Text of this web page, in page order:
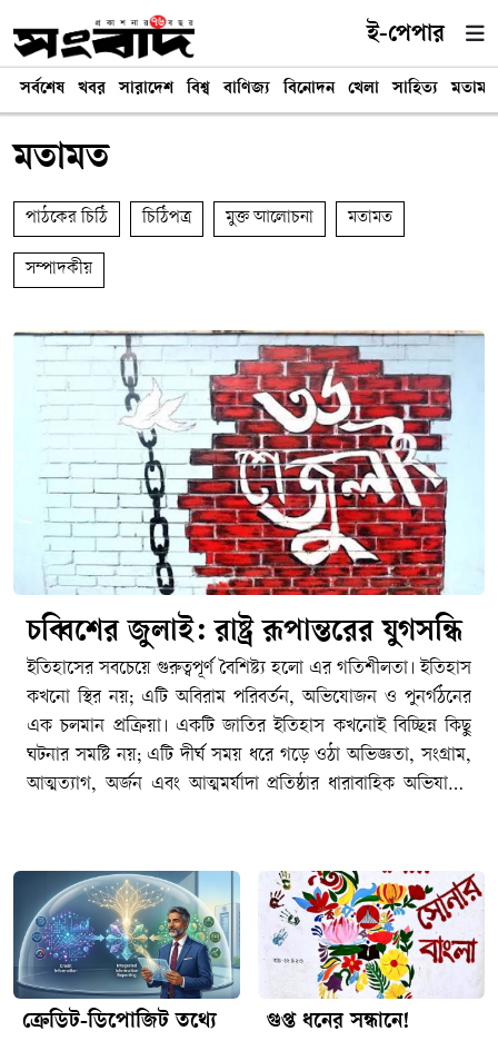
ই-পেপার
সর্বশেষ খবর সারাদেশ বিশ্ব বাণিজ্য বিনোদন খেলা সাহিত্য মতামত
মতামত
পাঠকের চিঠি চিঠিপত্র মুক্ত আলোচনা মতামত
সম্পাদকীয়
চব্বিশের জুলাই: রাষ্ট্র রূপান্তরের যুগসন্ধি
ইতিহাসের সবচেয়ে গুরুত্বপূর্ণ বৈশিষ্ট্য হলো এর গতিশীলতা। ইতিহাস কখনো স্থির নয়; এটি অবিরাম পরিবর্তন, অভিযোজন ও পুনর্গঠনের এক চলমান প্রক্রিয়া। একটি জাতির ইতিহাস কখনোই বিচ্ছিন্ন কিছু ঘটনার সমষ্টি নয়; এটি দীর্ঘ সময় ধরে গড়ে ওঠা অভিজ্ঞতা, সংগ্রাম, আত্মত্যাগ, অর্জন এবং আত্মমর্যাদা প্রতিষ্ঠার ধারাবাহিক অভিযাত্রা। কোনো জাতি, সমাজ কিংবা রাষ্ট্র একটি নির্দিষ্ট অবস্থায় দীর্ঘকাল টিকে থাকতে পারে না। সময়ের প্রবাহে নতুন বাস্তবতা, নতুন চ্যালেঞ্জ, নতুন সংকট এবং নতুন প্রত্যাশার মুখোমুখি হতে হয়। সেই পরিবর্তিত বাস্তবতার সঙ্গে খাপ খাইয়ে নেয়ার সক্ষমতাই নির্ধারণ করে একটি জাতির অগ্রযাত্রার দিকনির্দেশনা। যে জাতি অতীতের অভিজ্ঞতা ও অর্জনকে শক্তিতে রূপান্তরিত করে ভবিষ্যতের দিকে এগিয়ে যেতে পারে, ইতিহাস শেষ পর্যন্ত তাদের পক্ষেই কথা বলে। পক্ষান্তরে, যে জাতি অতীতের গৌরবকে ভবিষ্যৎ নির্মাণের প্রেরণা হিসেবে গ্রহণ না করে রাজনৈতিক প্রতিদ্বন্দ্বিতার অস্ত্রে পরিণত করে, নিজেদের মধ্যে বিভেদ ও দ্বন্দ্বকে স্থায়ী করে তোলে, তারা একসময় অগ্রগতির পথ হারিয়ে ফেলে। ইতিহাসের শিক্ষা হলো অতীতকে অস্বীকার করা যেমন আত্মঘাতী, তেমনি অতীতের মধ্যেই বন্দী হয়ে থাকাও সমান ক্ষতিকর।পলাশী-উত্তর বাংলাদেশের ইতিহাস মূলত সংগ্রামের ইতিহাস। ১৯৪৭-পূর্ব ঔপনিবেশিক শাসনের বিরুদ্ধে অব্যাহত প্রতিরোধ ও স্বাধীনতার সংগ্রাম, তারপর ১৯৭৪-উত্তর ভাষার জন্য সংগ্রাম, রাজনৈতিক অধিকারের জন্য সংগ্রাম, অর্থনৈতিক বৈষম্যের বিরুদ্ধে সংগ্রাম, সাংস্কৃতিক স্বাতন্ত্র্য রক্ষার সংগ্রাম, আত্মনিয়ন্ত্রণের তথা স্বাধিকারের সংগ্রাম এবং শেষ পর্যন্ত স্বাধীন রাষ্ট্র প্রতিষ্ঠার সংগ্রাম- এর সবকিছু মিলিয়েই আমাদের জাতীয় ইতিহাস নির্মিত হয়েছে। এ ইতিহাসের প্রতিটি গুরুত্বপূর্ণ অধ্যায় পূর্ববর্তী অধ্যায়ের ওপর ভিত্তি করে গড়ে উঠেছে। ১৯৫২-এর ভাষা আন্দোলন ভাষাভিত্তিক বাঙালি জাতীয়তার আত্মপরিচয়ের ভিত্তি নির্মাণ করেছে; ১৯৬৬-এর ছয় দফা আন্দোলন রাজনৈতিক স্বায়ত্তশাসনের দাবিকে সুসংহত করেছে; ১৯৬৯-এর গণঅভ্যুত্থান গণশক্তির সক্ষমতাকে প্রকাশ করেছে; আর ১৯৭১ সালের মহান স্বাধীনতা যুদ্ধ সেই দীর্ঘ সংগ্রামকে স্বাধীন রাষ্ট্র প্রতিষ্ঠার মধ্য দিয়ে পরিণতি দিয়েছে। নিঃসন্দেহে স্বাধীনতা যুদ্ধ আমাদের জাতীয় জীবনের সবচেয়ে গৌরবময় এবং নির্ধারক মাইলফলক, যার মাধ্যমে আমাদের রাজনৈতিক স্বাধীনতা অর্জিত হয়েছে এবং বিশ্ব মানচিত্রে বাংলাদেশ একটি সার্বভৌম রাষ্ট্র হিসেবে আত্মপ্রকাশ করেছে।কিন্তু আমাদের মনে রাখতে হবে যে, একটা জাতির ইতিহাসের পথচলা কোনো একক ঘটনার মধ্যেই থেমে থাকে না। ১৭৫৭ সালের পলাশীর প্রান্তরে নবাব সিরাজ-উদ্দৌলার পরাজয় যেমন এই অঞ্চলে একটি দীর্ঘ ঔপনিবেশিক শাসনের সূচনা করেছিল এবং তার অভিঘাত শতাব্দীর পর শতাব্দী ধরে জাতির জীবনকে প্রভাবিত করেছে, তেমনি ১৯৭১ সালের বিজয়ও কোনো চূড়ান্ত সমাপ্তি ছিল না। স্বাধীনতা অর্জনের মাধ্যমে একটি জাতি রাষ্ট্র প্রতিষ্ঠার সুযোগ পায়, কিন্তু সেই রাষ্ট্রকে কতটা ন্যায়ভিত্তিক, গণতান্ত্রিক, জবাবদিহিমূলক ও বৈষম্যহীন করা যাবে সেই প্রশ্নের উত্তর খুঁজে বের করার সংগ্রাম তখনই শুরু হয়। রাষ্ট্রবিজ্ঞানীরা প্রায়ই বলেন, স্বাধীনতা একটি ঘটনা; কিন্তু ন্যায়ভিত্তিক রাষ্ট্র বিনির্মাণ একটি দীর্ঘমেয়াদি প্রক্রিয়া। সেই প্রক্রিয়ায় কখনো অগ্রগতি আসে, কখনো পশ্চাৎপদতা দেখা দেয়; কখনো জনগণের আকাক্সক্ষা রাষ্ট্রকে সামনে এগিয়ে নেয়, আবার কখনো ক্ষমতার কেন্দ্রীভবন সেই অগ্রযাত্রাকে বাধাগ্রস্ত করে। রাষ্ট্রযন্ত্রের স্বৈরাচারী ভূমিকায় জালেম শাসক শ্রেণীর যাতাকলে পিষ্ট মজলুম জনগণ মুক্তির পথ খোঁজে গণঅভ্যুত্থান কিংবা বিপ্লবের পথে। এই কারণেই স্বাধীনতা কোনো গন্তব্য নয়; এটি রাষ্ট্র হিসেবে নিজস্ব সার্বভৌমত্ব, জনগণের অধিকার এবং ন্যায়বিচার প্রতিষ্ঠার দীর্ঘ যাত্রার সূচনা মাত্র। একটি জাতির ইতিহাসের ক্রমধারায় নতুন নতুন প্রজন্মের আবির্ভাব ঘটে, এবং তাদের সামনে নতুন প্রশ্ন ও নতুন চ্যালেঞ্জ উপস্থিত হয়। ফলে স্বাধীনতার মৌলিক চেতনা তথা মানবিক মর্যাদা, রাজনৈতিক স্বাধীনতা, সামাজিক ন্যায়বিচার ও অর্থনৈতিক সাম্য প্রভৃতি বিষয় প্রতিটি যুগে নতুন বাস্তবতায় নতুনভাবে ব্যাখ্যা ও বাস্তবায়নের দাবি তোলে। বাংলাদেশের ইতিহাসও সেই ধারাবাহিকতার বাইরে নয়। তাই আমাদের জাতীয় ইতিহাসকে কোনো বিচ্ছিন্ন ঘটনার সমষ্টি হিসেবে নয়, বরং একটি চলমান অভিযাত্রা হিসেবে দেখতে হবে যেখানে প্রতিটি সংগ্রাম পূর্ববর্তী সংগ্রামের উত্তরাধিকার বহন করে এবং পরবর্তী সংগ্রামের ভিত্তি নির্মাণ করে। এই ধারাবাহিক ঐতিহাসিক প্রবাহের মধ্যেই ২০২৪ সালের জুলাই গণঅভ্যুত্থানের তাৎপর্য অনুধাবন করতে হবে; একটি প্রতিদ্বন্দ্বী ইতিহাস হিসেবে নয়, বরং বাংলাদেশের রাষ্ট্রযন্ত্র ও সমাজকে আরও ন্যায়ভিত্তিক, বৈষম্যহীন ও স্বৈরাচারমুক্ত করার দীর্ঘ অভিযাত্রার একটি নতুন অধ্যায় হিসেবে।বিশ্ব ইতিহাসের দিকে তাকালেও আমরা একই বাস্তবতা দেখতে পাই। কোনো জাতির ইতিহাসে একটি বড় অর্জন কখনোই চূড়ান্ত পরিণতি নয়; বরং তা নতুন সংগ্রাম, নতুন দায়িত্ব এবং নতুন প্রত্যাশার সূচনা করে। ১৭৭৬ সালের আমেরিকার স্বাধীনতা যুদ্ধ ব্রিটিশ ঔপনিবেশিক শাসন থেকে মুক্তির পথ খুলে দিলেও সেখানে নাগরিক অধিকার, বর্ণসমতা এবং গণতান্ত্রিক অন্তর্ভুক্তির প্রশ্নে দীর্ঘ সংগ্রাম অব্যাহত ছিল। স্বাধীনতার প্রায় দুই শতাব্দী পরও আফ্রিকান-আমেরিকানদের অধিকার প্রতিষ্ঠার জন্য মার্টিন লুথার কিং জুনিয়রের নেতৃত্বে ব্যাপক নাগরিক অধিকার আন্দোলন গড়ে উঠতে হয়েছে। একইভাবে ১৭৮৯ সালের ফরাসি বিপ্লব স্বাধীনতা, সাম্য ও ভ্রাতৃত্বের মহান আদর্শ সামনে নিয়ে এলেও গণতন্ত্র, মানবাধিকার এবং প্রজাতান্ত্রিক মূল্যবোধকে সুসংহত করতে ফরাসি সমাজকে বহু উত্থান-পতন, সংঘাত ও পুনর্গঠনের মধ্য দিয়ে অগ্রসর হতে হয়েছে। দক্ষিণ আফ্রিকায় বর্ণবাদবিরোধী সংগ্রামের মাধ্যমে রাজনৈতিক মুক্তি অর্জনের পরও সামাজিক ন্যায়বিচার, অর্থনৈতিক বৈষম্য দূরীকরণ এবং অন্তর্ভুক্তিমূলক রাষ্ট্র গঠনের প্রশ্নে নতুন সংগ্রামের সূচনা হয়েছে। ইতিহাসের এই অভিজ্ঞতাগুলো আমাদের শেখায় যে রাজনৈতিক মুক্তি একটি গুরুত্বপূর্ণ অর্জন, কিন্তু সেই অর্জনের প্রকৃত মূল্য নির্ধারিত হয় পরবর্তী রাষ্ট্রগঠন প্রক্রিয়ার মাধ্যমে।ইতিহাসের প্রতিটি বিজয় নতুন দায়িত্বের জন্ম দেয়, প্রতিটি অর্জন নতুন প্রত্যাশাকে সামনে নিয়ে আসে। কোনো জাতি যদি অর্জনের স্মৃতিকে সংরক্ষণ করেই সন্তুষ্ট থাকে, কিন্তু সেই অর্জনের অন্তর্নিহিত আদর্শ বাস্তবায়নের পথে অগ্রসর না হয়, তাহলে ইতিহাসের অগ্রযাত্রা থমকে যায়। বাংলাদেশের ক্ষেত্রেও এর ব্যতিক্রম হওয়ার কোনো কারণ নেই। ১৯৭১ সালে স্বাধীন রাষ্ট্র প্রতিষ্ঠার মধ্য দিয়ে গণতন্ত্র, সাম্য, মানবিক মর্যাদা ও সামাজিক ন্যায়বিচারের যে স্বপ্ন জনগণ লালন করেছিল তার পূর্ণ বাস্তবায়ন এখনও একটি চলমান প্রক্রিয়া। ফলে রাষ্ট্র ও সমাজের ভেতরে যখনই সেই আকাক্সক্ষার সঙ্গে বাস্তবতার ফারাক বেড়েছে, তখনই নতুন করে পরিবর্তনের দাবি উত্থাপিত হয়েছে। এই প্রেক্ষাপটে ২০২৪ সালের গণঅভ্যুত্থানকে কোনো বিচ্ছিন্ন ঘটনা, আকস্মিক বিস্ফোরণ বা সাময়িক রাজনৈতিক প্রতিক্রিয়া হিসেবে দেখার সুযোগ নেই। বরং এটি বাংলাদেশের রাষ্ট্র, সমাজ এবং রাজনৈতিক সংস্কৃতির দীর্ঘ বিবর্তনধারার একটি গুরুত্বপূর্ণ মাইলফলক ও বিশেষ অধ্যায়। এটি এমন এক ঐতিহাসিক মুহূর্ত, যখন নতুন প্রজন্ম রাষ্ট্রের সামনে জবাবদিহিতা, ন্যায়বিচার, বৈষম্যহীনতা, ন্যায্য অধিকার এবং নাগরিক মর্যাদার প্রশ্নগুলোকে নতুন করে উত্থাপন করেছে। যে প্রশ্নগুলো এক অর্থে স্বাধীনতার মূল চেতনার সঙ্গেই সম্পর্কযুক্ত, কিন্তু সময়ের পরিবর্তনের সঙ্গে নতুন ভাষা, নতুন অভিজ্ঞতা এবং নতুন বাস্তবতার আলোকে পুনরায় উচ্চারিত হয়েছে।২০২৪-এর এই গণঅভ্যুত্থান বিশেষভাবে তরুণ প্রজন্মের সেই ঐতিহাসিক ভূমিকাকে সামনে নিয়ে এসেছে, যা যুগে যুগে সামাজিক ও রাজনৈতিক পরিবর্তনের প্রধান চালিকাশক্তি হিসেবে কাজ করেছে। ইতিহাস সাক্ষ্য দেয়, রাষ্ট্রীয় প্রতিষ্ঠানগুলো যখন জনগণের প্রত্যাশা পূরণে ব্যর্থ হয়, যখন ক্ষমতার কেন্দ্রীভবন জবাবদিহিতার পরিসর সংকুচিত করে, যখন নাগরিক অংশগ্রহণের সুযোগ সীমিত হয়ে পড়ে এবং যখন ন্যায়বিচারের প্রতি মানুষের আস্থা দুর্বল হতে থাকে, তখন পরিবর্তনের দাবি সবচেয়ে জোরালোভাবে উচ্চারিত হয় তরুণদের কণ্ঠে। কারণ তরুণেরা কেবল বর্তমানের প্রতিনিধিত্ব করে না; তারা ভবিষ্যতের দাবিদার এবং অংশীদারও বটে। তাদের স্বপ্ন, প্রত্যাশা এবং বঞ্চনার অভিজ্ঞতা সমাজের গভীর পরিবর্তনের আকাক্সক্ষাকে দৃশ্যমান করে তোলে। ফলে ইতিহাসের প্রতিটি যুগান্তকারী পরিবর্তনের পেছনে তরুণদের সক্রিয় উপস্থিতি লক্ষ্য করা যায়। ঔপনিবেশিক শাসনের বিরুদ্ধে সংগ্রাম, ভাষা আন্দোলন, ঊনসত্তরের গণঅভ্যুত্থান, মহান স্বাধীনতা যুদ্ধ কিংবা বিশ্বের বিভিন্ন দেশে গণতন্ত্র ও মানবাধিকারের আন্দোলন সব ক্ষেত্রেই তরুণরাই অগ্রণীর ভূমিকা পালন করেছে। তারাই সাহসিকতার সঙ্গে প্রচলিত বাস্তবতাকে প্রশ্ন করেছে, অন্যায়ের বিরুদ্ধে দাঁড়িয়েছে এবং প্রয়োজন হলে আত্মত্যাগের মাধ্যমে ইতিহাসের গতিপথ পরিবর্তন করেছে। বাংলাদেশের রাজনৈতিক পটপরিবর্তনে ২০২৪ সালের জুলাইয়ের ছাত্র আন্দোলনও সেই দীর্ঘ ঐতিহাসিক ধারারই অংশ, যেখানে নতুন প্রজন্ম কেবল একটি তাৎক্ষণিক দাবির জন্য নয়, বরং রাষ্ট্র ও সমাজের চরিত্র নিয়ে একটি বৃহত্তর প্রশ্ন উত্থাপন করেছে। সেই কারণেই জুলাইয়ের গণঅভ্যুত্থানের তাৎপর্য কেবল একটি রাজনৈতিক ঘটনার মধ্যে সীমাবদ্ধ নয়; এটি রাষ্ট্রের ভবিষ্যৎ বিনির্মাণ নিয়ে জনগণের নতুন আকাঙ্ক্ষা এবং বিশেষত তরুণ প্রজন্মের ঐতিহাসিক আত্মপ্রকাশের এক গুরুত্বপূর্ণ দলিল। আমাদের জাতীয় জীবনের প্রায় প্রতিটি যুগান্তকারী অধ্যায়ের কেন্দ্রবিন্দুতে ছিল তরুণদের সাহস, স্বপ্ন এবং আত্মত্যাগ। ১৯৫২ সালের ভাষা আন্দোলনে রাষ্ট্রীয় দমন-পীড়নের মুখেও তরুণ ছাত্রসমাজ মাতৃভাষার অধিকার প্রতিষ্ঠার জন্য জীবন উৎসর্গ করেছে। ১৯৬৯-এর গণঅভ্যুত্থানে তারুণ্যের নেতৃত্বেই স্বৈরশাসনের ভিত কেঁপে উঠেছিল। ১৯৭১ সালের মহান স্বাধীনতা যুদ্ধে অসংখ্য তরুণ অস্ত্র হাতে নিয়ে স্বাধীনতার জন্য জীবন বাজি রেখেছিল। ১৯৯০ সালের স্বৈরাচারবিরোধী আন্দোলনেও ছাত্রসমাজ গণতন্ত্র পুনরুদ্ধারের সংগ্রামে অগ্রণী ভূমিকা পালন করে। একই ধারাবাহিকতায় ২০২৪ সালের ছাত্র-জনতার গণআন্দোলনও প্রমাণ করেছে যে বাংলাদেশের ইতিহাসে পরিবর্তনের সবচেয়ে শক্তিশালী চালিকাশক্তি এখনও তরুণ প্রজন্ম। যুগ বদলেছে, প্রেক্ষাপট বদলেছে, কিন্তু ন্যায়, মর্যাদা এবং অধিকারের প্রশ্নে তারুণ্যের ঐতিহাসিক ভূমিকা অপরিবর্তিত রয়েছে।সঙ্গত কারণে তরুণেরা সাধারণত বিদ্যমান ব্যবস্থাকে প্রশ্ন করার সাহস রাখে। তারা প্রতিষ্ঠিত সত্য তথা বন্দোবস্তকে অন্ধভাবে মেনে নিতে চায় না; বরং বাস্তবতার সঙ্গে আদর্শের ফারাককে চিহ্নিত করতে চায়। তাদের মধ্যে ভবিষ্যৎ কল্পনার শক্তি থাকে, নতুন সম্ভাবনা নির্মাণের সাহস থাকে এবং প্রয়োজন হলে ব্যক্তিগত ঝুঁকি গ্রহণের মানসিকতাও থাকে। জার্মান বংশোদ্ভুত মার্কিন রাজনৈতিক তাত্ত্বিক হানা আরেন্টের (১৯০৬-১৯৭৫) মতে, প্রতিটি নতুন প্রজন্ম পৃথিবীতে নতুন সূচনার সম্ভাবনা নিয়ে আসে। ইতিহাসের নানা পর্যায়ে আমরা দেখেছি, সমাজ যখন স্থবির হয়ে পড়ে বা রাষ্ট্র যখন জনগণের আকাঙ্ক্ষা থেকে বিচ্ছিন্ন হতে শুরু করে, তখন সেই নতুন সূচনার আহ্বান সবচেয়ে প্রবলভাবে এসেছে তরুণদের কাছ থেকেই। বাংলাদেশের জুলাই অভ্যুত্থানও সেই অর্থে কেবল একটি রাজনৈতিক প্রতিবাদ ছিল না; এটি ছিল নতুন প্রজন্মের পক্ষ থেকে রাষ্ট্রের উদ্দেশে একটি মৌলিক প্রশ্ন: রাষ্ট্র কার জন্য, ক্ষমতা কার স্বার্থে এবং স্বাধীনতার প্রকৃত অর্থ কী? সে যাই হোক, ইতিহাসের আরেকটি গুরুত্বপূর্ণ বাস্তবতাও আমাদের স্মরণে রাখতে হবে। ইতিহাস কেবল অতীতের ঘটনা-পরম্পরা নয়; এটি বর্তমানের রাজনীতিরও একটি গুরুত্বপূর্ণ ক্ষেত্র। ক্ষমতার রাজনীতিতে অতীতের স্মৃতি প্রায়ই মূল্যবান সম্পদে পরিণত হয়। ইতিহাস তখন শুধু গবেষণা, বিশ্লেষণ বা শিক্ষা গ্রহণের বিষয় থাকে না; বরং রাজনৈতিক বৈধতা অর্জন, জনসমর্থন সংগঠিত করা এবং নৈতিক কর্তৃত্ব প্রতিষ্ঠার একটি কার্যকর হাতিয়ার হয়ে ওঠে। ফরাসি সমাজবিজ্ঞানী পিয়েরে বুর্দিয়োর (১৯৩০-২০০২) ভাষায়, এটি এক ধরনের ‘প্রতীকী পুঁজি’ (সিম্বোলিক ক্যাপিটাল), যার মাধ্যমে ব
ক্রেডিট-ডিপোজিট তথ্যে
গুপ্ত ধনের সন্ধানে!